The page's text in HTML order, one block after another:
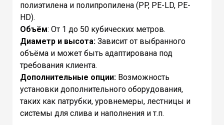
полиэтилена и полипропилена (PP, PE-LD, PE-
HD).
Объём: От 1 до 50 кубических метров.
Диаметр и высота: Зависит от выбранного
объёма и может быть адаптирована под
требования клиента.
Дополнительные опции: Возможность
установки дополнительного оборудования,
таких как патрубки, уровнемеры, лестницы и
системы для слива и наполнения и т.п.